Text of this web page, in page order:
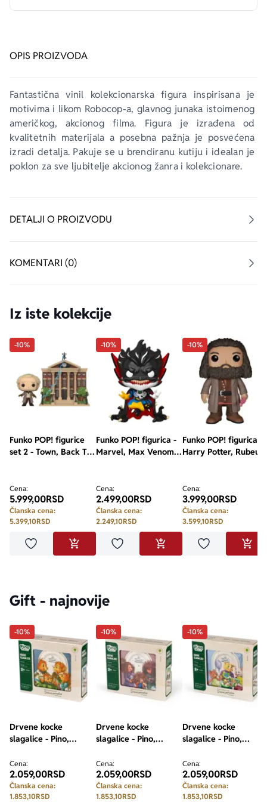
OPIS PROIZVODA
Fantastična vinil kolekcionarska figura inspirisana je
motivima i likom Robocop-a, glavnog junaka istoimenog
američkog, akcionog filma. Figura je izrađena od
kvalitetnih materijala a posebna pažnja je posvećena
izradi detalja. Pakuje se u brendiranu kutiju i idealan je
poklon za sve ljubitelje akcionog žanra i kolekcionare.
DETALJI O PROIZVODU
KOMENTARI (0)
Iz iste kolekcije
-10%
Funko POP! figurice
set 2 - Town, Back To
Cena:
5.999,00RSD
Članska cena:
5.399,10RSD
Dodaj u omiljeneDODAJ U KORPU
-10%
Funko POP! figurica -
Marvel, Max Venom,
Cena:
2.499,00RSD
Članska cena:
2.249,10RSD
Dodaj u omiljeneDODAJ U KORPU
-10%
Funko POP! figurica -
Harry Potter, Rubeus
Cena:
3.999,00RSD
Članska cena:
3.599,10RSD
Dodaj u
Gift - najnovije
-10%
Drvene kocke
slagalice - Pino,
Veverići, 9 elemenata
Cena:
2.059,00RSD
Članska cena:
1.853,10RSD
-10%
Drvene kocke
slagalice - Pino,
Ježević, 9 elemenata
Cena:
2.059,00RSD
Članska cena:
1.853,10RSD
-10%
Drvene kocke
slagalice - Pino,
Predići, 9 elemenata
Cena:
2.059,00RSD
Članska cena:
1.853,10RSD